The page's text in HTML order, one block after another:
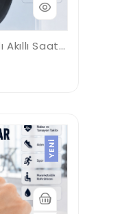
5G Android SIM Kartlı Akıllı Saat Dönebilen HD Kamera AMOLED Ekran GPS Wi-Fi
YENI